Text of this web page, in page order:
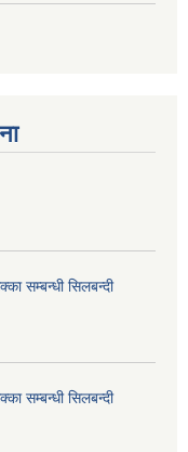
सम्बन्धी सिलबन्दी
सम्बन्धी सिलबन्दी